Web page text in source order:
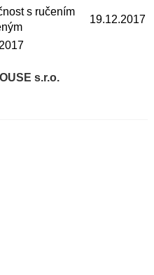
s ručením
19.12.2017
s.r.o.